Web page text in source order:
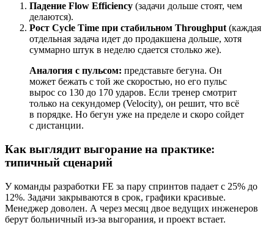
Падение Flow Efficiency (задачи дольше стоят, чем
делаются).
Рост Cycle Time при стабильном Throughput(каждая
отдельная задача идет до продакшена дольше, хотя
суммарно штук в неделю сдается столько же).
Аналогия с пульсом: представьте бегуна. Он
может бежать с той же скоростью, но его пульс
вырос со 130 до 170 ударов. Если тренер смотрит
только на секундомер (Velocity), он решит, что всё
в порядке. Но бегун уже на пределе и скоро сойдет
с дистанции.
Как выглядит выгорание на практике:
типичный сценарий
У команды разработки FE за пару спринтов падает с 25% до
12%. Задачи закрываются в срок, графики красивые.
Менеджер доволен. А через месяц двое ведущих инженеров
берут больничный из-за выгорания, и проект встает.